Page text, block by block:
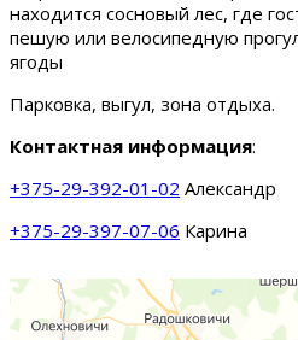
находится сосновый лес, где
пешую или велосипедную
ягоды
Парковка, выгул, зона отдыха.
Контактная информация:
+375-29-392-01-02 Александр
+375-29-397-07-06 Карина